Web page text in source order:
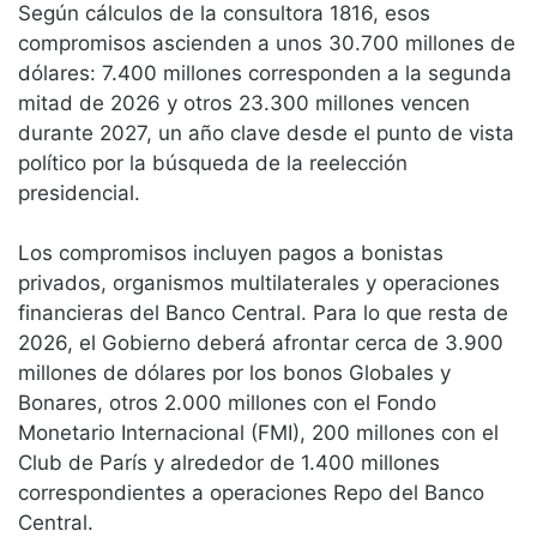
Según cálculos de la consultora 1816, esos
compromisos ascienden a unos 30.700 millones de
dólares: 7.400 millones corresponden a la segunda
mitad de 2026 y otros 23.300 millones vencen
durante 2027, un año clave desde el punto de vista
político por la búsqueda de la reelección
presidencial.
Los compromisos incluyen pagos a bonistas
privados, organismos multilaterales y operaciones
financieras del Banco Central. Para lo que resta de
2026, el Gobierno deberá afrontar cerca de 3.900
millones de dólares por los bonos Globales y
Bonares, otros 2.000 millones con el Fondo
Monetario Internacional (FMI), 200 millones con el
Club de París y alrededor de 1.400 millones
correspondientes a operaciones Repo del Banco
Central.